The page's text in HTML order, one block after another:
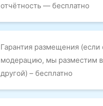
отчётность — бесплатно
Гарантия размещения (если
модерацию, мы разместим
другой) – бесплатно